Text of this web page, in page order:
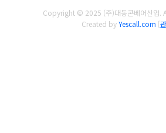
Copyright © 2025 (주)대동콘베어산업.
Created byYescall.com [